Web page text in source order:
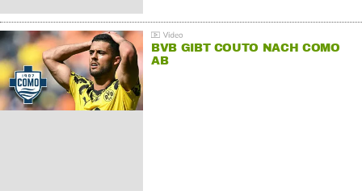
BVB GIBT COUTO NACH COMO
AB